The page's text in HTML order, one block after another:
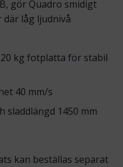
gör Quadro smidigt
låg ljudnivå
kg fotplatta för stabil
40 mm/s
sladdlängd 1450 mm
kan beställas separat